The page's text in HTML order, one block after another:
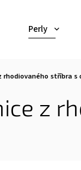
Perly
rhodiovaného stříbra
z